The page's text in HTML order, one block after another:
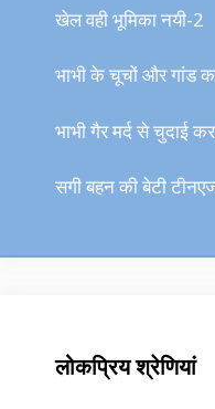
खेल वही भूमिका नयी-2
भाभी के चूचों और गांड का
भाभी गैर मर्द से चुदाई
सगी बहन की बेटी
लोकप्रिय श्रेणियां